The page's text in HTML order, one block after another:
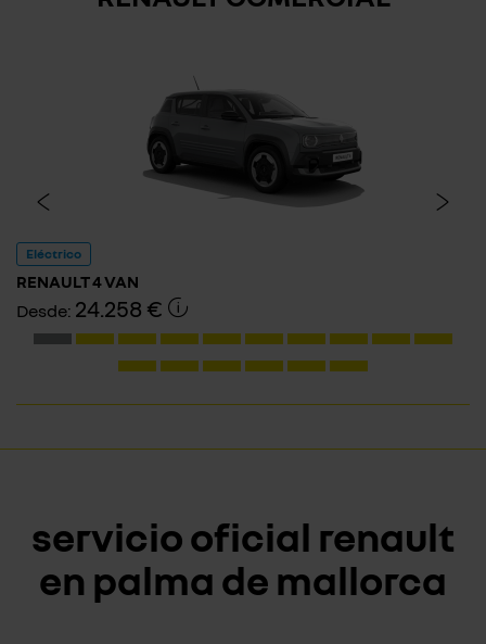
Eléctrico
RENAULT 4 VAN
Desde: 24.258 €
servicio oficial renault
en palma de mallorca